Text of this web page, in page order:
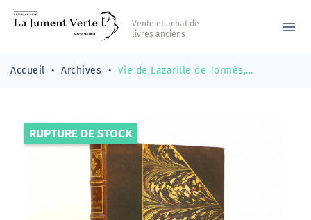
Vente et achat de
livres anciens
menu
Accueil Archives Vie de Lazarille de Tormès,...
RUPTURE DE STOCK